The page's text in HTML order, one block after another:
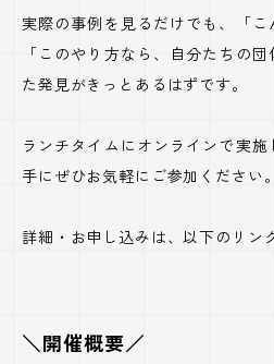
実際の事例を見るだけでも、「こ
「このやり方なら、自分たちの
た発見がきっとあるはずです。
ランチタイムにオンラインで実
手にぜひお気軽にご参加ください。
詳細・お申し込みは、以下のリン
＼開催概要／